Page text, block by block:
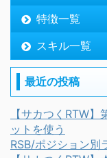
特徴一覧
スキル一覧
最近の投稿
【サカつくRTW
ットを使う
RSB/ポジション別